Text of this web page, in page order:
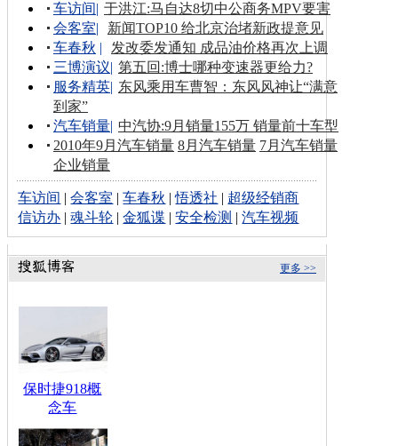
车访间| 于洪江:马自达8切中公商务MPV要害
会客室|
新闻TOP10 给北京治堵新政提意见
车春秋 |
发改委发通知 成品油价格再次上调
三博演议| 第五回:博士哪种变速器更给力?
服务精英| 东风乘用车曹智：东风风神让“满意
到家”
汽车销量| 中汽协:9月销量155万 销量前十车型
2010年9月汽车销量 8月汽车销量 7月汽车销量
企业销量
车访间 |会客室 |车春秋 |悟透社 | 超级经销商
信访办 |魂斗轮 |金狐谍 |安全检测 |汽车视频
更多 >>
保时捷918概
念车